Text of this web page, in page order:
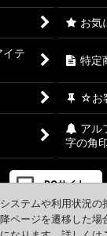
お気
イテ
特定
☆お
アル
字の角
PCサイト
ステムや利用状況
ページを遷移した